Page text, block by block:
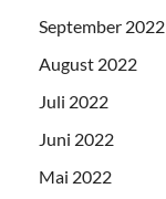
September 2022
August 2022
Juli 2022
Juni 2022
Mai 2022